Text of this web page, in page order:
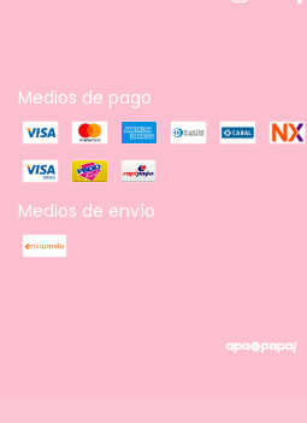
Medios de pago
Medios de envío